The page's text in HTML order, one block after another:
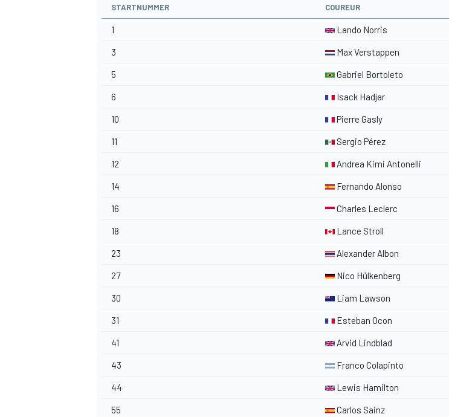
STARTNUMMER COUREUR
1 Lando Norris
3 Max Verstappen
5 Gabriel Bortoleto
6 Isack Hadjar
10 Pierre Gasly
11 Sergio Pérez
12 Andrea Kimi Antonelli
14 Fernando Alonso
16 Charles Leclerc
18 Lance Stroll
23 Alexander Albon
27 Nico Hülkenberg
30 Liam Lawson
31 Esteban Ocon
41 Arvid Lindblad
43 Franco Colapinto
44 Lewis Hamilton
55 Carlos Sainz